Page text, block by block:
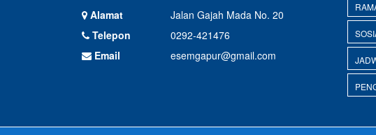
Alamat
Jalan Gajah Mada No. 20
Telepon
0292-421476
Email
esemgapur@gmail.com